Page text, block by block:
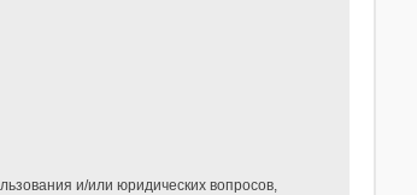
и/или юридических вопросов,